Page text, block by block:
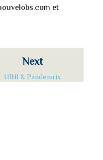
et
Next
H1N1 & Pandemrix